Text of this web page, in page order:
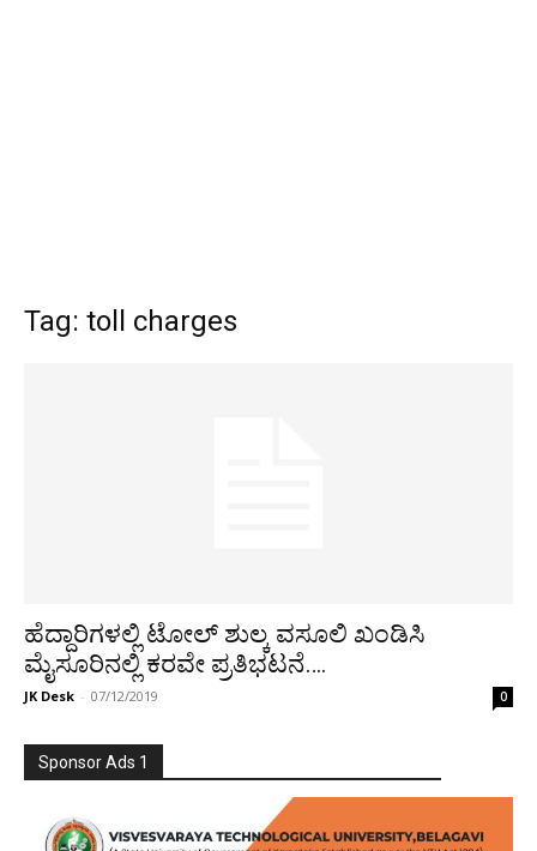
Tag: toll charges
ಹೆದ್ದಾರಿಗಳಲ್ಲಿ ಟೋಲ್ ಶುಲ್ಕ ವಸೂಲಿ ಖಂಡಿಸಿ
ಮೈಸೂರಿನಲ್ಲಿ ಕರವೇ ಪ್ರತಿಭಟನೆ‌….
JK Desk - 07/12/2019 0
Sponsor Ads 1